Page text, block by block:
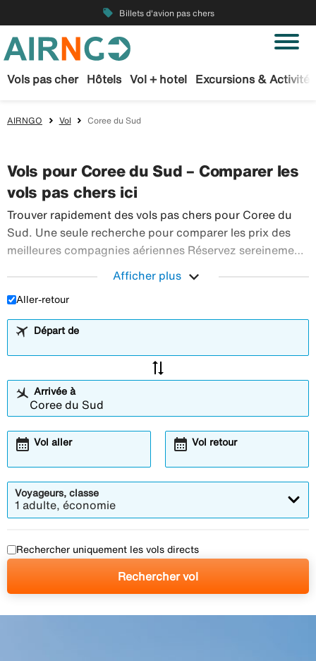
local_offer Billets d'avion pas chers
Vols pas cher Hôtels Vol + hotel Excursions & Activités
AIRNGO Vol Coree du Sud
Vols pour Coree du Sud – Comparer les
vols pas chers ici
Trouver rapidement des vols pas chers pour Coree du
Sud. Une seule recherche pour comparer les prix des
meilleures compagnies aériennes Réservez sereinement
étendue de voyages en avion à destination du monde
entier.Trouver rapidement des vols pas chers pour
Afficher plus expand_more
Aller-retour
Départ de
sync_alt
Arrivée à
Vol aller
calendar_month Vol retour
calendar_month
Voyageurs, classe
1 adulte, économie
Rechercher uniquement les vols directs
Rechercher vol